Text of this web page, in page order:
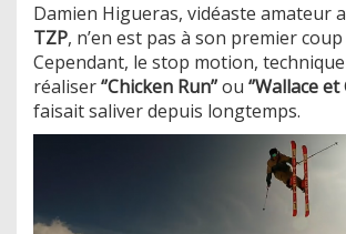
Damien Higueras, vidéaste amateur
TZP, n’en est pas à son premier coup
Cependant, le stop motion,
réaliser‘’Chicken Run’’ou ‘’Wallace et
faisait saliver depuis longtemps.